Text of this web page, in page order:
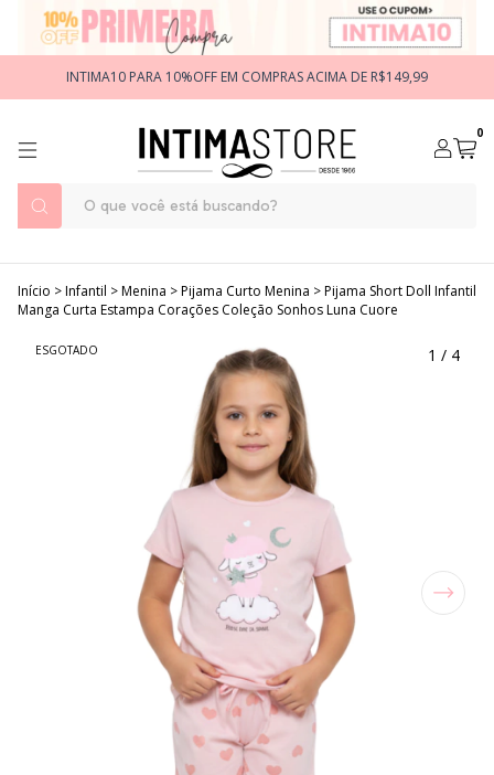
INTIMA10 PARA 10%OFF EM COMPRAS ACIMA DE R$149,99
0
Início >Infantil >Menina >Pijama Curto Menina >Pijama Short Doll Infantil
Manga Curta Estampa Corações Coleção Sonhos Luna Cuore
ESGOTADO 1 / 4